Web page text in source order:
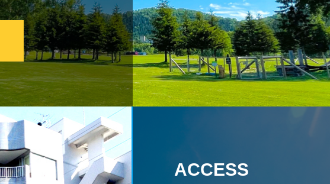
ACCESS